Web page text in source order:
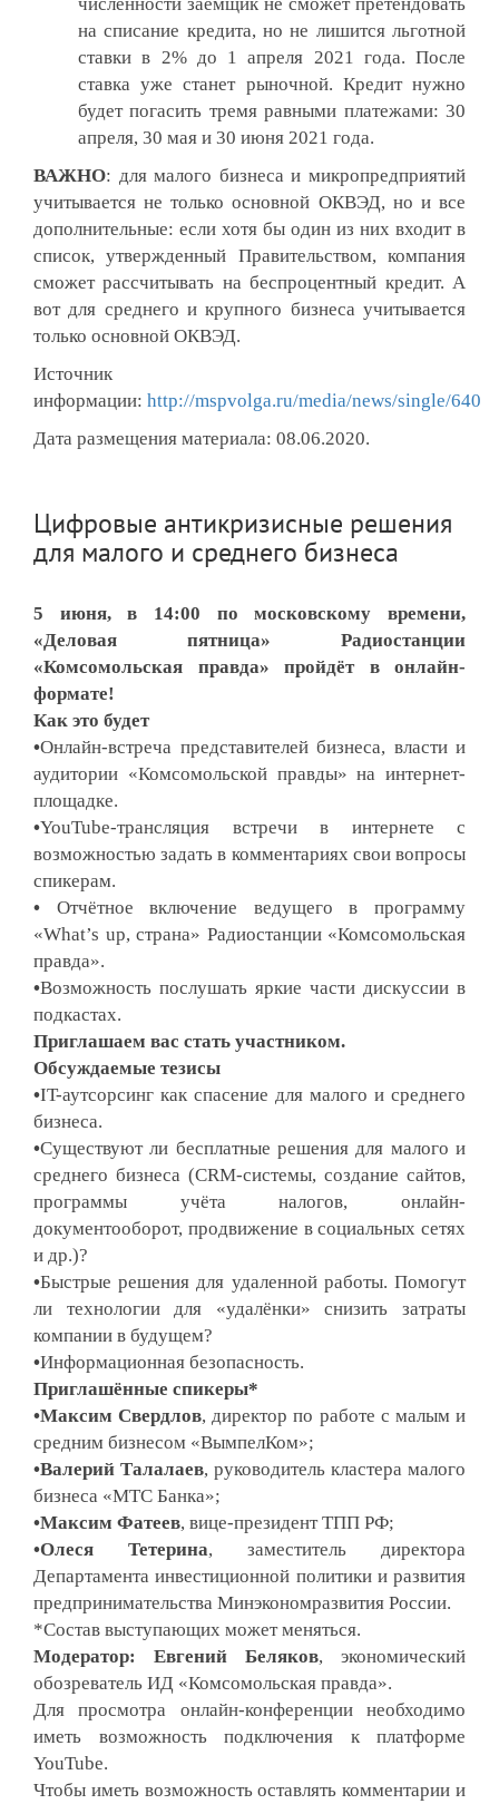
на списание кредита, но не лишится льготной
ставки в 2% до 1 апреля 2021 года. После
ставка уже станет рыночной. Кредит нужно
будет погасить тремя равными платежами: 30
апреля, 30 мая и 30 июня 2021 года.
ВАЖНО: для малого бизнеса и микропредприятий
учитывается не только основной ОКВЭД, но и все
дополнительные: если хотя бы один из них входит в
список, утвержденный Правительством, компания
сможет рассчитывать на беспроцентный кредит. А
вот для среднего и крупного бизнеса учитывается
только основной ОКВЭД.
Источник
информации: http://mspvolga.ru/media/news/single/640
Дата размещения материала: 08.06.2020.
Цифровые антикризисные решения
для малого и среднего бизнеса
5 июня, в 14:00 по московскому времени,
«Деловая пятница» Радиостанции
«Комсомольская правда» пройдёт в онлайн-
формате!
Как это будет
•Онлайн-встреча представителей бизнеса, власти и
аудитории «Комсомольской правды» на интернет-
площадке.
•YouTube-трансляция встречи в интернете с
возможностью задать в комментариях свои вопросы
спикерам.
• Отчётное включение ведущего в программу
«What’s up, страна» Радиостанции «Комсомольская
правда».
•Возможность послушать яркие части дискуссии в
подкастах.
Приглашаем вас стать участником.
Обсуждаемые тезисы
•IT-аутсорсинг как спасение для малого и среднего
бизнеса.
•Существуют ли бесплатные решения для малого и
среднего бизнеса (CRM-системы, создание сайтов,
программы учёта налогов, онлайн-
документооборот, продвижение в социальных сетях
и др.)?
•Быстрые решения для удаленной работы. Помогут
ли технологии для «удалёнки» снизить затраты
компании в будущем?
•Информационная безопасность.
Приглашённые спикеры*
•Максим Свердлов, директор по работе с малым и
средним бизнесом «ВымпелКом»;
•Валерий Талалаев, руководитель кластера малого
бизнеса «МТС Банка»;
•Максим Фатеев, вице-президент ТПП РФ;
•Олеся Тетерина, заместитель директора
Департамента инвестиционной политики и развития
предпринимательства Минэкономразвития России.
*Состав выступающих может меняться.
Модератор: Евгений Беляков, экономический
обозреватель ИД «Комсомольская правда».
Для просмотра онлайн-конференции необходимо
иметь возможность подключения к платформе
YouTube.
Чтобы иметь возможность оставлять комментарии и